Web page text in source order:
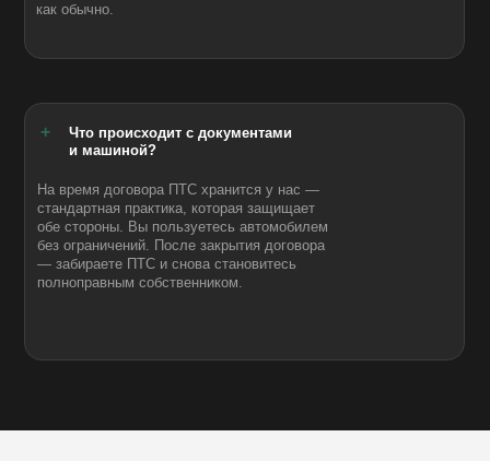
Что происходит с документами
и машиной?
+
На время договора ПТС хранится у нас —
стандартная практика, которая защищает
обе стороны. Вы пользуетесь автомобилем
без ограничений. После закрытия договора
— забираете ПТС и снова становитесь
полноправным собственником.
как обычно.